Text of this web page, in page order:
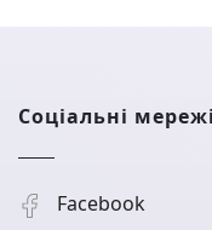
Соціальні мережі
Facebook